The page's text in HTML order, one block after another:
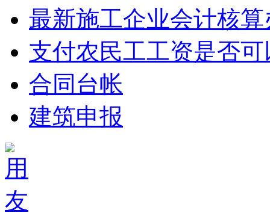
最新施工企业会计核算
支付农民工工资是否
合同台帐
建筑申报